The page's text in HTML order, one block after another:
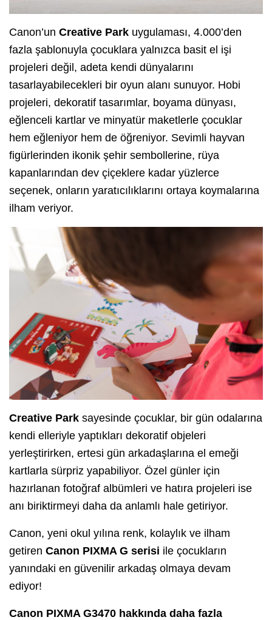
Canon’un Creative Park uygulaması, 4.000’den
fazla şablonuyla çocuklara yalnızca basit el işi
projeleri değil, adeta kendi dünyalarını
tasarlayabilecekleri bir oyun alanı sunuyor. Hobi
projeleri, dekoratif tasarımlar, boyama dünyası,
eğlenceli kartlar ve minyatür maketlerle çocuklar
hem eğleniyor hem de öğreniyor. Sevimli hayvan
figürlerinden ikonik şehir sembollerine, rüya
kapanlarından dev çiçeklere kadar yüzlerce
seçenek, onların yaratıcılıklarını ortaya koymalarına
ilham veriyor.
Creative Park sayesinde çocuklar, bir gün odalarına
kendi elleriyle yaptıkları dekoratif objeleri
yerleştirirken, ertesi gün arkadaşlarına el emeği
kartlarla sürpriz yapabiliyor. Özel günler için
hazırlanan fotoğraf albümleri ve hatıra projeleri ise
anı biriktirmeyi daha da anlamlı hale getiriyor.
Canon, yeni okul yılına renk, kolaylık ve ilham
getiren Canon PIXMA G serisi ile çocukların
yanındaki en güvenilir arkadaş olmaya devam
ediyor!
Canon PIXMA G3470 hakkında daha fazla